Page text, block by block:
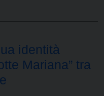
identità
Mariana” tra